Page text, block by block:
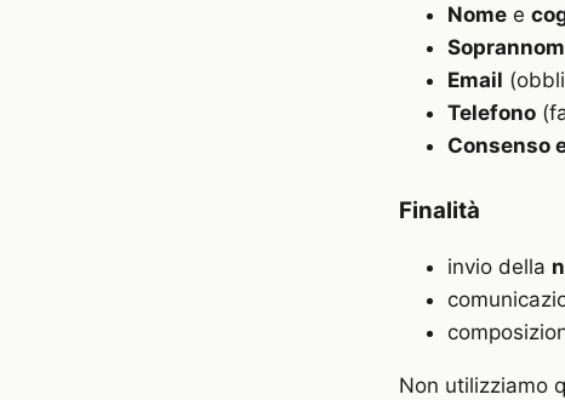
Nome e
Email
Telefono
Consenso
Finalità
invio della
Non utilizziamo